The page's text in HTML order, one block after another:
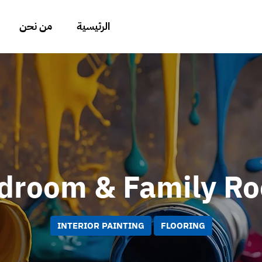
الرئيسية من نحن
& Family
FLOORING
INTERIOR PAINTING